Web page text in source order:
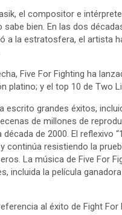
el compositor e
sabe bien. En las dos
a la estratosfera, el artista
Five For Fighting ha
platino; y el top 10 de Two
escrito grandes éxitos,
de millones de
década de 2000. El reflexivo
continúa resistiendo la
La música de Five For
incluida la película
al éxito de Fight